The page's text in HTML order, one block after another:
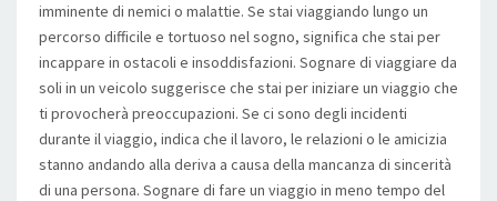
imminente di nemici o malattie. Se stai viaggiando lungo un
percorso difficile e tortuoso nel sogno, significa che stai per
incappare in ostacoli e insoddisfazioni. Sognare di viaggiare da
soli in un veicolo suggerisce che stai per iniziare un viaggio che
ti provocherà preoccupazioni. Se ci sono degli incidenti
durante il viaggio, indica che il lavoro, le relazioni o le amicizia
stanno andando alla deriva a causa della mancanza di sincerità
di una persona. Sognare di fare un viaggio in meno tempo del